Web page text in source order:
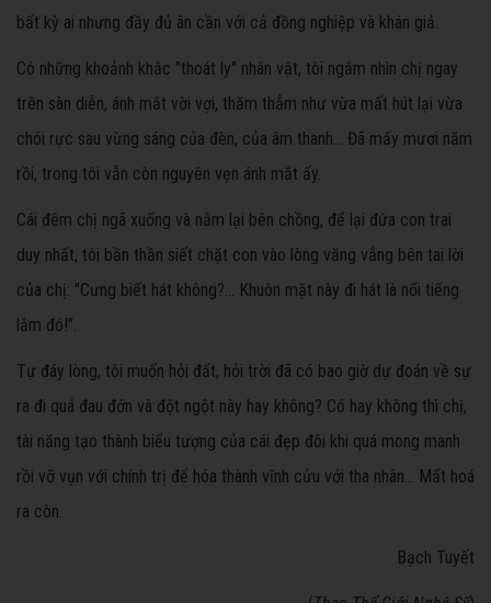
bất kỳ ai nhưng đầy đủ ân cần với cả đồng nghiệp và khán giả.
Có những khoảnh khắc "thoát ly" nhân vật, tôi ngắm nhìn chị ngay
trên sàn diễn, ánh mắt vời vợi, thăm thẳm như vừa mất hút lại vừa
chói rực sau vừng sáng của đèn, của âm thanh... Đã mấy mươi năm
rồi, trong tôi vẫn còn nguyên vẹn ánh mắt ấy.
Cái đêm chị ngã xuống và nằm lại bên chồng, để lại đứa con trai
duy nhất, tôi bần thần siết chặt con vào lòng văng vẳng bên tai lời
của chị: "Cưng biết hát không?... Khuôn mặt này đi hát là nổi tiếng
lắm đó!".
Tự đáy lòng, tôi muốn hỏi đất, hỏi trời đã có bao giờ dự đoán về sự
ra đi quá đau đớn và đột ngột này hay không? Có hay không thì chị,
tài năng tạo thành biểu tượng của cái đẹp đôi khi quá mong manh
rồi vỡ vụn với chính trị để hóa thành vĩnh cửu với tha nhân... Mất hoá
ra còn.
Bạch Tuyết